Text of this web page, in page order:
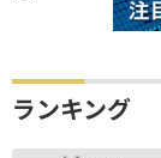
ランキング